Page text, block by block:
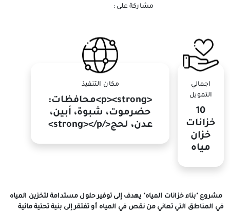
مشاركة على :
اجمالي
التمويل
10
خزانات
خزان
مياه
مكان التنفيذ
<p><strong>محافظات:
حضرموت، شبوة، أبين،
عدن، لحج</strong></p>
مشروع "بناء خزانات المياه" يهدف إلى توفير حلول مستدامة لتخزين المياه
في المناطق التي تعاني من نقص في المياه أو تفتقر إلى بنية تحتية مائية